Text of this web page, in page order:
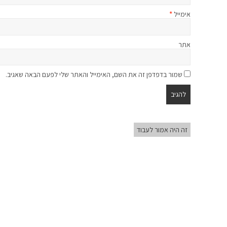
אימייל *
אתר
שמור בדפדפן זה את השם, האימייל והאתר שלי לפעם הבאה שאגיב.
זה היה אמור לעבוד